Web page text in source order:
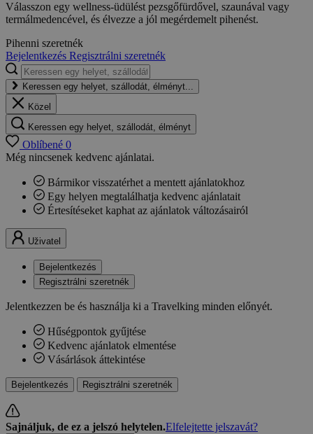
Válasszon egy wellness-üdülést pezsgőfürdővel, szaunával vagy
termálmedencével, és élvezze a jól megérdemelt pihenést.
Pihenni szeretnék
Bejelentkezés Regisztrálni szeretnék
Keressen egy helyet, szállodát, élményt...
Közel
Keressen egy helyet, szállodát, élményt
Oblíbené 0
Még nincsenek kedvenc ajánlatai.
Bármikor visszatérhet a mentett ajánlatokhoz
Egy helyen megtalálhatja kedvenc ajánlatait
Értesítéseket kaphat az ajánlatok változásairól
Uživatel
Bejelentkezés
Regisztrálni szeretnék
Jelentkezzen be és használja ki a Travelking minden előnyét.
Hűségpontok gyűjtése
Kedvenc ajánlatok elmentése
Vásárlások áttekintése
Bejelentkezés Regisztrálni szeretnék
Sajnáljuk, de ez a jelszó helytelen.Elfelejtette jelszavát?